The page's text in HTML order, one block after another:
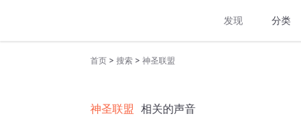
发现 分类
首页 > 搜索 > 神圣联盟
神圣联盟 相关的声音